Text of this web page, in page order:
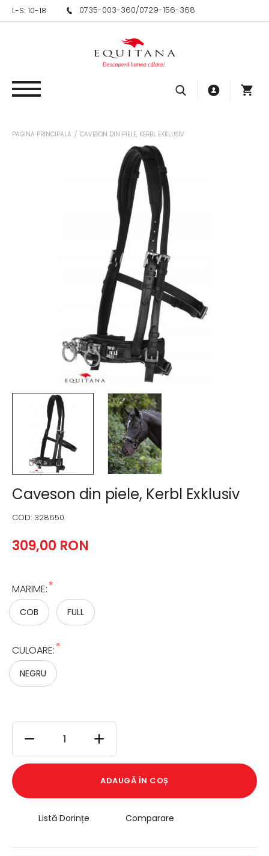
L-S: 10-18 0735-003-360/0729-156-368
PAGINA PRINCIPALĂ / CAVESON DIN PIELE, KERBL EXKLUSIV
Caveson din piele, Kerbl Exklusiv
COD: 328650.
309,00 RON
*
MARIME:
COB FULL
*
CULOARE:
NEGRU
ADAUGĂ ÎN COȘ
Listă Dorințe Comparare